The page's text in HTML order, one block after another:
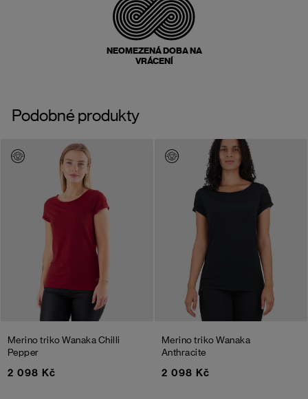
NEOMEZENÁ DOBA NA
VRÁCENÍ
Podobné produkty
Merino triko WanakaChilli
Pepper
2 098 Kč
Merino triko Wanaka
Anthracite
2 098 Kč